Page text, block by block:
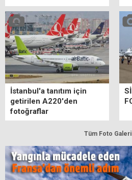
İstanbul'a tanıtım için
getirilen A220'den
fotoğraflar
Tüm Foto